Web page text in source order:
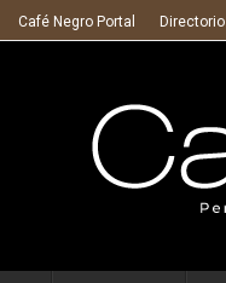
Café Negro Portal Directorio